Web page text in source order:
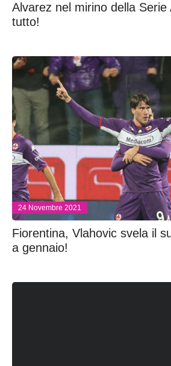
Alvarez nel mirino della Serie
tutto!
24 Novembre 2021
Fiorentina, Vlahovic svela il
a gennaio!